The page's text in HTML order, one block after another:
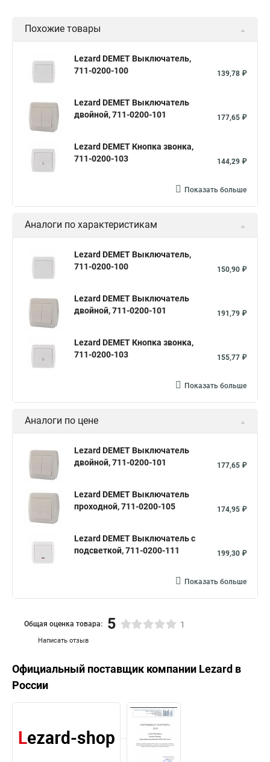
Похожие товары
Lezard DEMET Выключатель,
711-0200-100
139,78 ₽
Lezard DEMET Выключатель
двойной, 711-0200-101
177,65 ₽
Lezard DEMET Кнопка звонка,
711-0200-103
144,29 ₽
Показать больше
Аналоги по характеристикам
Lezard DEMET Выключатель,
711-0200-100
150,90 ₽
Lezard DEMET Выключатель
двойной, 711-0200-101
191,79 ₽
Lezard DEMET Кнопка звонка,
711-0200-103
155,77 ₽
Показать больше
Аналоги по цене
Lezard DEMET Выключатель
двойной, 711-0200-101
177,65 ₽
Lezard DEMET Выключатель
проходной, 711-0200-105
174,95 ₽
Lezard DEMET Выключатель с
подсветкой, 711-0200-111
199,30 ₽
Показать больше
Написать отзыв
Общая оценка товара: 5 1
Официальный поставщик компании Lezard в
России